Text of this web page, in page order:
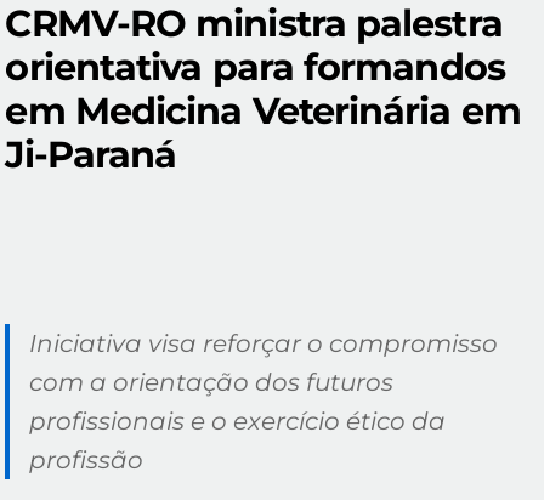
CRMV-RO ministra palestra
orientativa para formandos
em Medicina Veterinária em
Ji-Paraná
Iniciativa visa reforçar o compromisso
com a orientação dos futuros
profissionais e o exercício ético da
profissão